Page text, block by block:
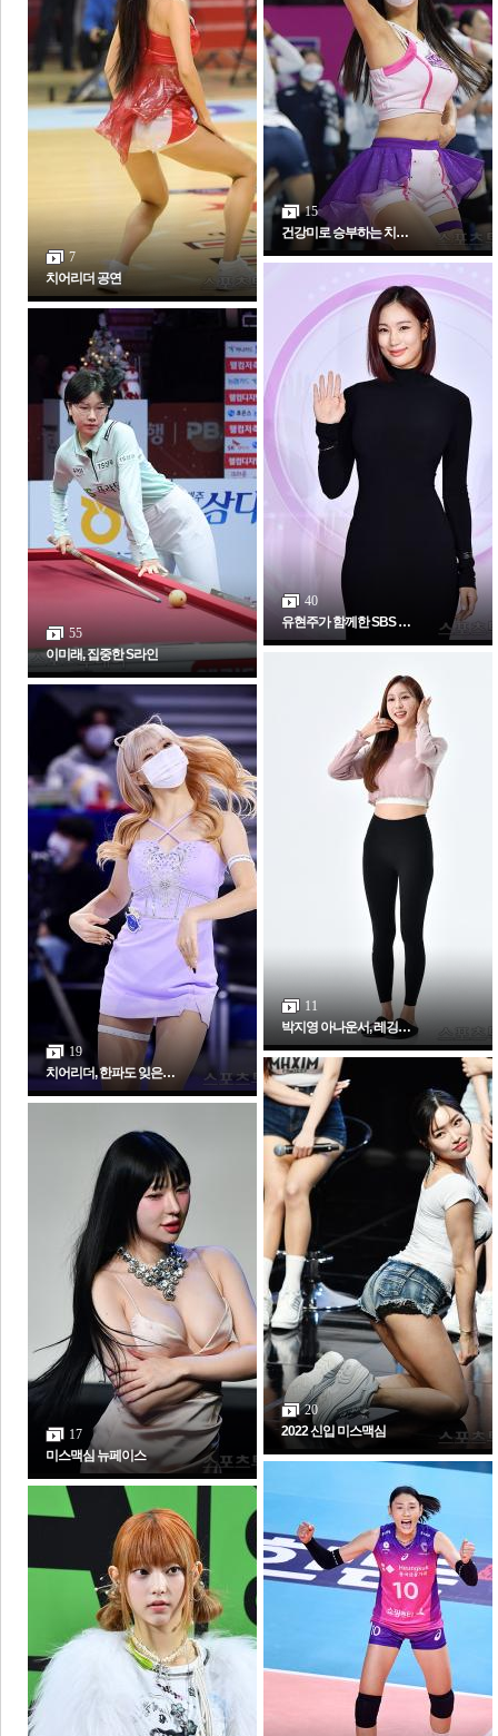
포토갤러리
7
치어리더 공연
55
이미래, 집중한 S라인
19
치어리더, 한파도 잊은…
17
미스맥심 뉴페이스
15
건강미로 승부하는 치…
40
유현주가 함께한 SBS …
11
박지영 아나운서, 레깅…
20
2022 신입 미스맥심